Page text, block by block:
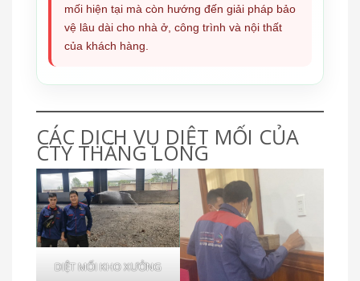
mối hiện tại mà còn hướng đến giải pháp bảo
vệ lâu dài cho nhà ở, công trình và nội thất
của khách hàng.
CÁC DỊCH VỤ DIỆT MỐI CỦA
CTY THĂNG LONG
DIỆT MỐI KHO XƯỞNG